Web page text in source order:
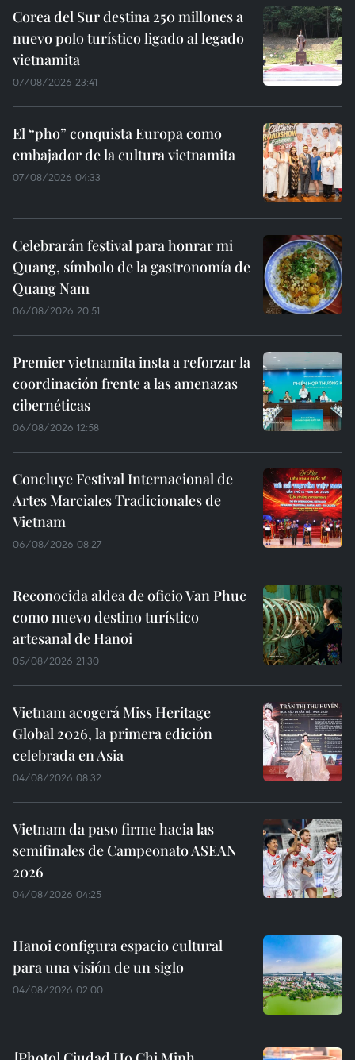
Corea del Sur destina 250 millones a
nuevo polo turístico ligado al legado
vietnamita
07/08/2026 23:41
El “pho” conquista Europa como
embajador de la cultura vietnamita
07/08/2026 04:33
Celebrarán festival para honrar mi
Quang, símbolo de la gastronomía de
Quang Nam
06/08/2026 20:51
Premier vietnamita insta a reforzar la
coordinación frente a las amenazas
cibernéticas
06/08/2026 12:58
Concluye Festival Internacional de
Artes Marciales Tradicionales de
Vietnam
06/08/2026 08:27
Reconocida aldea de oficio Van Phuc
como nuevo destino turístico
artesanal de Hanoi
05/08/2026 21:30
Vietnam acogerá Miss Heritage
Global 2026, la primera edición
celebrada en Asia
04/08/2026 08:32
Vietnam da paso firme hacia las
semifinales de Campeonato ASEAN
2026
04/08/2026 04:25
Hanoi configura espacio cultural
para una visión de un siglo
04/08/2026 02:00